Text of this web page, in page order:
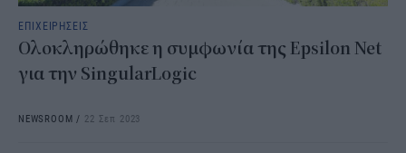
ΕΠΙΧΕΙΡΗΣΕΙΣ
Ολοκληρώθηκε η συμφωνία της Epsilon Net
για την SingularLogic
NEWSROOM / 22 Σεπ 2023